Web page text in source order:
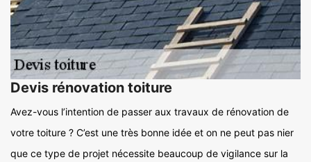
Devis rénovation toiture
Avez-vous l’intention de passer aux travaux de rénovation de
votre toiture ? C’est une très bonne idée et on ne peut pas nier
que ce type de projet nécessite beaucoup de vigilance sur la